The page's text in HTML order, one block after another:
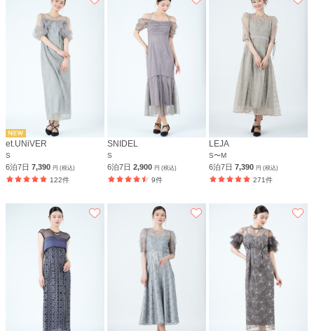
et.UNiVER
S
6泊7日 7,390 円 (税込)
122件
SNIDEL
S
6泊7日2,900円 (税込)
9件
LEJA
S〜M
6泊7日7,390円 (税込)
271件